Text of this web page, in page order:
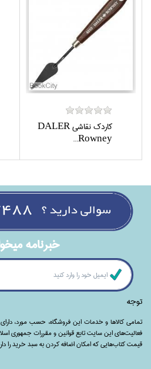
كاردك نقاشي DALER
Rowney...
خبرنامه
توجه
تمامی‌ کالاها و خدمات این فروشگاه، حسب مورد،‌
فعالیت‌های این سایت تابع قوانین و مقررات جمهوری
قیمت کتاب‌هایی که امکان اضافه کردن به سبد خرید را